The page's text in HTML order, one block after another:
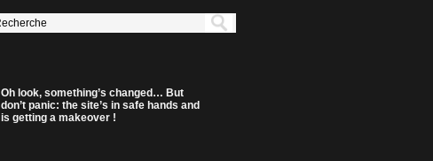
Oh look, something’s changed… But
don’t panic: the site’s in safe hands and
is getting a makeover !